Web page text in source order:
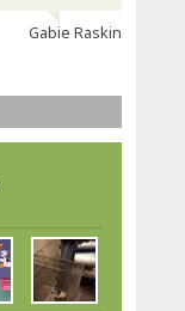
Gabie Raskin